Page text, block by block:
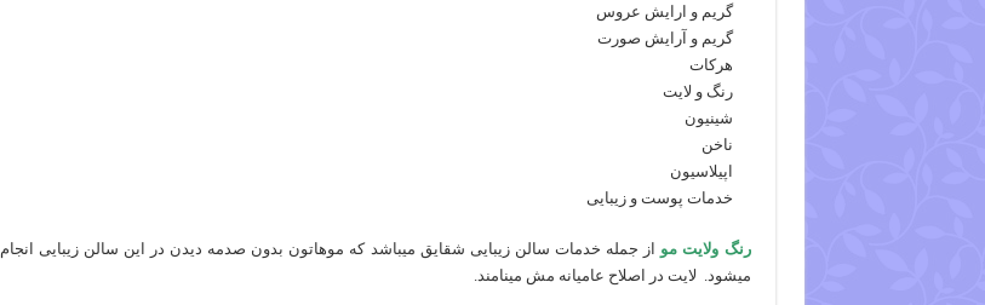
گریم و ارایش عروس
گریم و آرایش صورت
هرکات
رنگ و لایت
شینیون
ناخن
اپیلاسیون
خدمات پوست و زیبایی
رنگ ولایت مو از جمله خدمات سالن زیبایی شقایق میباشد که موهاتون بدون صدمه دیدن در این سالن زیبایی انجام
میشود. لایت در اصلاح عامیانه مش مینامند.